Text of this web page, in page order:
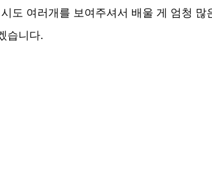
도 여러개를 보여주셔서 배울 게 엄청
습니다.